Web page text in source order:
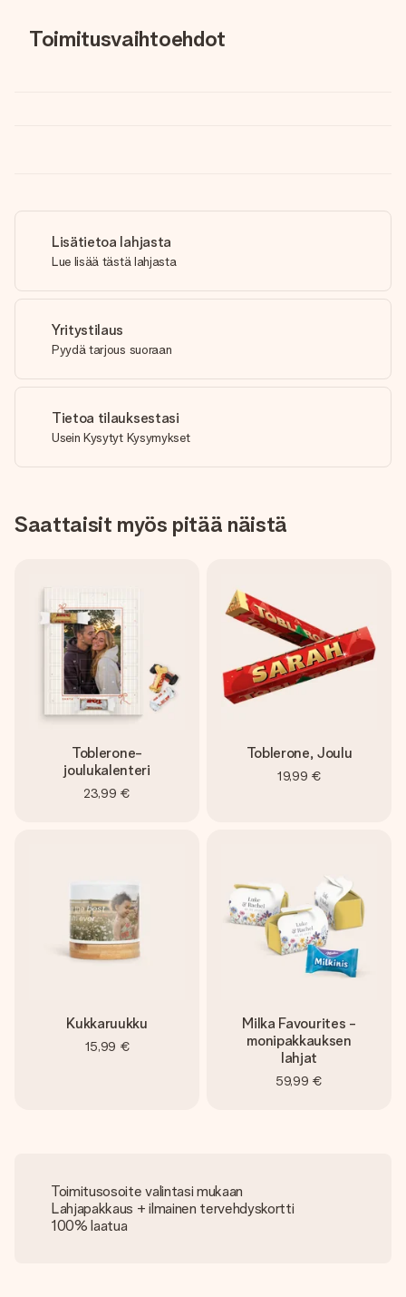
Toimitusvaihtoehdot
Lisätietoa lahjasta
Lue lisää tästä lahjasta
Yritystilaus
Pyydä tarjous suoraan
Tietoa tilauksestasi
Usein Kysytyt Kysymykset
Saattaisit myös pitää näistä
Toblerone-
joulukalenteri
23,99 €
Toblerone, Joulu
19,99 €
Kukkaruukku
15,99 €
Milka Favourites -
monipakkauksen
lahjat
59,99 €
Toimitusosoite valintasi mukaan
Lahjapakkaus + ilmainen tervehdyskortti
100% laatua